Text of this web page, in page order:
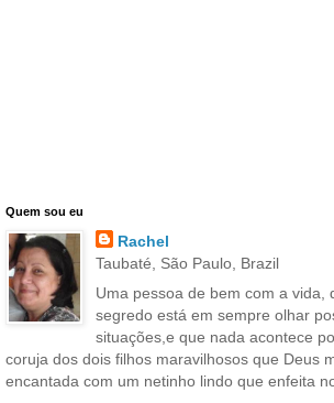
Quem sou eu
Rachel
Taubaté, São Paulo, Brazil
Uma pessoa de bem com a vida,
segredo está em sempre olhar
situações,e que nada acontece
coruja dos dois filhos maravilhosos que Deus
encantada com um netinho lindo que enfeita